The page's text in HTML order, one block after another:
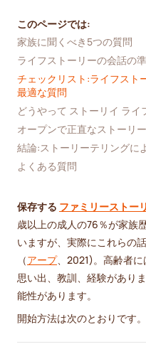
このページでは:
家族に聞くべき5つの質問
ライフストーリーの会話の
チェックリスト:ライフスト
最適な質問
どうやって ストーリイ ラ
オープンで正直なストーリ
結論:ストーリーテリングに
よくある質問
保存する ファミリーストー
歳以上の成人の76％が家族
いますが、実際にこれらの
（アープ、2021)。高齢者
思い出、教訓、経験があり
能性があります。
開始方法は次のとおりです。